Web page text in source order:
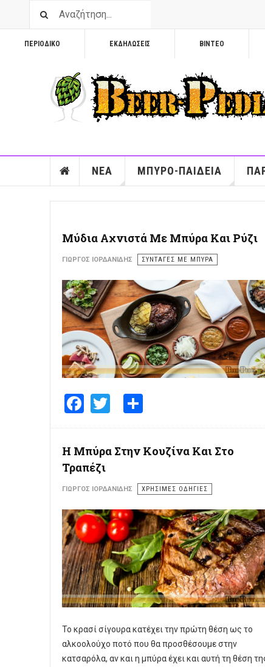
ΠΕΡΙΟΔΙΚΟ ΕΚΔΗΛΩΣΕΙΣ ΒΙΝΤΕΟ
ΝΕΑ ΜΠΥΡΟ-ΠΑΙΔΕΙΑ
Μύδια Αχνιστά Με Μπύρα Και Ρύζι
ΓΙΏΡΓΟΣ ΙΟΡΔΑΝΊΔΗΣ ΣΥΝΤΑΓΕΣ ΜΕ ΜΠΥΡΑ
Facebook
Twitter
Η Μπύρα Στην Κουζίνα Και Στο
Τραπέζι
ΓΙΏΡΓΟΣ ΙΟΡΔΑΝΊΔΗΣ ΧΡΗΣΙΜΕΣ ΟΔΗΓΙΕΣ
Το κρασί σίγουρα κατέχει την πρώτη θέση ως το
αλκοολούχο ποτό που θα προσθέσουμε στην
κατσαρόλα, αν και η μπύρα έχει και αυτή τη θέση